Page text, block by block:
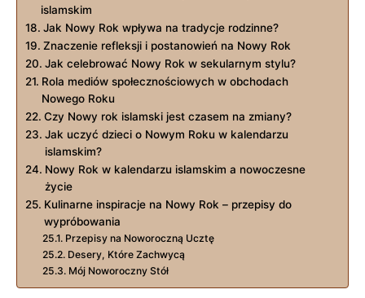
islamskim
Jak Nowy Rok wpływa na tradycje rodzinne?
Znaczenie refleksji i postanowień na Nowy Rok
Jak celebrować Nowy Rok w sekularnym stylu?
Rola mediów społecznościowych w obchodach
Nowego Roku
Czy Nowy rok islamski jest czasem na zmiany?
Jak uczyć dzieci o Nowym Roku w kalendarzu
islamskim?
Nowy Rok w kalendarzu islamskim a nowoczesne
życie
Kulinarne inspiracje na Nowy Rok – przepisy do
wypróbowania
Przepisy na Noworoczną Ucztę
Desery, Które Zachwycą
Mój Noworoczny Stół